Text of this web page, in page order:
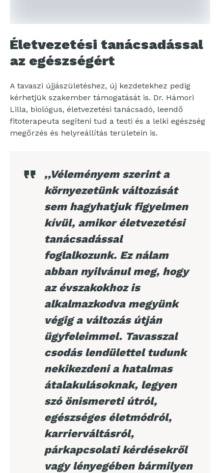
Életvezetési tanácsadással
az egészségért
A tavaszi újjászületéshez, új kezdetekhez pedig
kérhetjük szakember támogatását is. Dr. Hámori
Lilla, biológus, életvezetési tanácsadó, leendő
fitoterapeuta segíteni tud a testi és a lelki egészség
megőrzés és helyreállítás területein is.
,,Véleményem szerint a
környezetünk változását
sem hagyhatjuk figyelmen
kívül, amikor életvezetési
tanácsadással
foglalkozunk. Ez nálam
abban nyilvánul meg, hogy
az évszakokhoz is
alkalmazkodva megyünk
végig a változás útján
ügyfeleimmel. Tavasszal
csodás lendülettel tudunk
nekikezdeni a hatalmas
átalakulásoknak, legyen
szó önismereti útról,
egészséges életmódról,
karrierváltásról,
párkapcsolati kérdésekről
vagy lényegében bármilyen